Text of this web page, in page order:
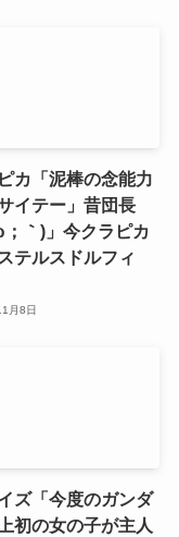
カ「泥棒の念能力
イテー」昔団長
；｀)」今クラピカ
テルスドルフィ
月8日
ズ「今度のガンダ
初の女の子が主人